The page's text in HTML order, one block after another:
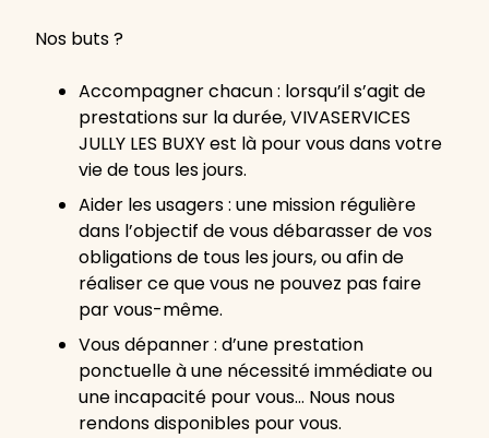
Nos buts ?
Accompagner chacun : lorsqu’il s’agit de
prestations sur la durée, VIVASERVICES
JULLY LES BUXY est là pour vous dans votre
vie de tous les jours.
Aider les usagers : une mission régulière
dans l’objectif de vous débarasser de vos
obligations de tous les jours, ou afin de
réaliser ce que vous ne pouvez pas faire
par vous-même.
Vous dépanner : d’une prestation
ponctuelle à une nécessité immédiate ou
une incapacité pour vous… Nous nous
rendons disponibles pour vous.